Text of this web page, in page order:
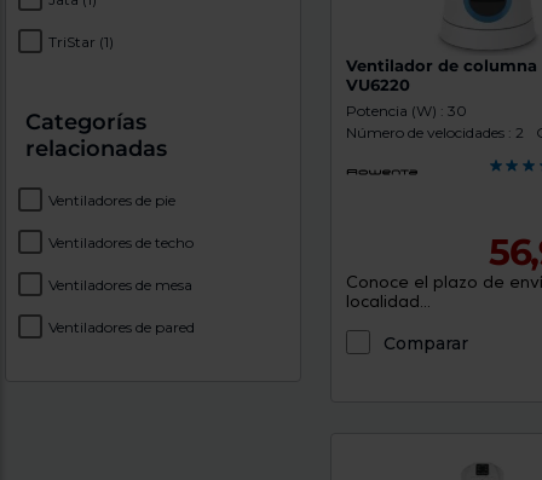
TriStar (1)
Categorías
relacionadas
Ventiladores de pie
Ventiladores de techo
Ventiladores de mesa
Ventiladores de pared
Ventilador de columna
VU6220
Potencia (W) : 30
Número de velocidades : 2
Conoce el plazo de
localidad...
Comparar